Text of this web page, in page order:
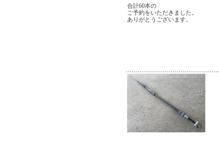
合計60本の
ご予約をいただきました。
ありがとうございます。